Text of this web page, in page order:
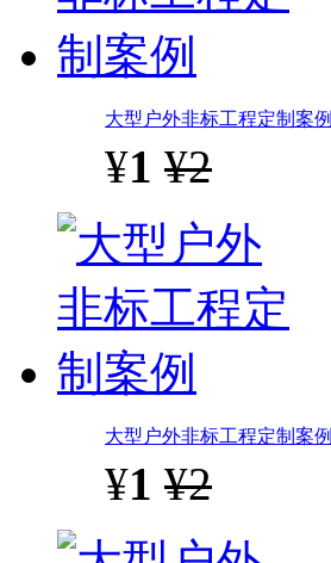
大型户外非标工程定制案例
¥1 ¥2
大型户外非标工程定制案例
¥1 ¥2